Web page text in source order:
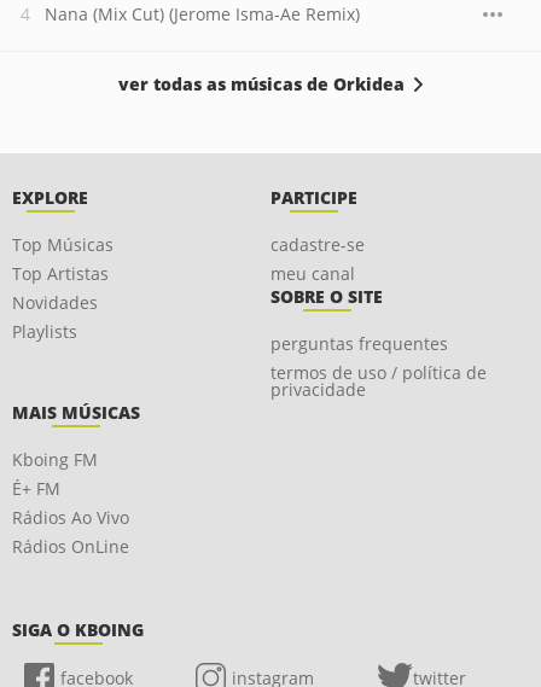
Nana (Mix Cut) (Jerome Isma-Ae Remix)
ver todas as músicas de Orkidea
EXPLORE
Top Músicas
Top Artistas
Novidades
Playlists
PARTICIPE
cadastre-se
meu canal
SOBRE O SITE
perguntas frequentes
termos de uso / política de
privacidade
MAIS MÚSICAS
Kboing FM
É+ FM
Rádios Ao Vivo
Rádios OnLine
SIGA O KBOING
facebook instagram twitter